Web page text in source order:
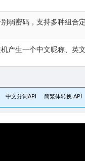
弱密码，支持多种组合
产生一个中文昵称、英
中文分词API 简繁体转换 API